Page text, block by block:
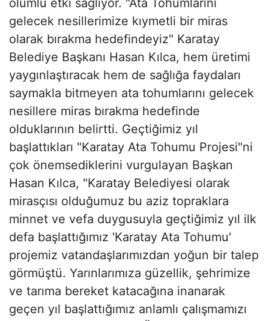
olumlu etki sağlıyor. "Ata Tohumlarını
gelecek nesillerimize kıymetli bir miras
olarak bırakma hedefindeyiz" Karatay
Belediye Başkanı Hasan Kılca, hem üretimi
yaygınlaştıracak hem de sağlığa faydaları
saymakla bitmeyen ata tohumlarını gelecek
nesillere miras bırakma hedefinde
olduklarının belirtti. Geçtiğimiz yıl
başlattıkları "Karatay Ata Tohumu Projesi"ni
çok önemsediklerini vurgulayan Başkan
Hasan Kılca, "Karatay Belediyesi olarak
mirasçısı olduğumuz bu aziz topraklara
minnet ve vefa duygusuyla geçtiğimiz yıl ilk
defa başlattığımız 'Karatay Ata Tohumu'
projemiz vatandaşlarımızdan yoğun bir talep
görmüştü. Yarınlarımıza güzellik, şehrimize
ve tarıma bereket katacağına inanarak
geçen yıl başlattığımız anlamlı çalışmamızı